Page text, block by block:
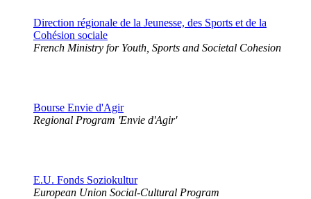
Direction régionale de la Jeunesse, des Sports et de la
Cohésion sociale
French Ministry for Youth, Sports and Societal Cohesion
Bourse Envie d'Agir
Regional Program 'Envie d'Agir'
E.U. Fonds Soziokultur
European Union Social-Cultural Program